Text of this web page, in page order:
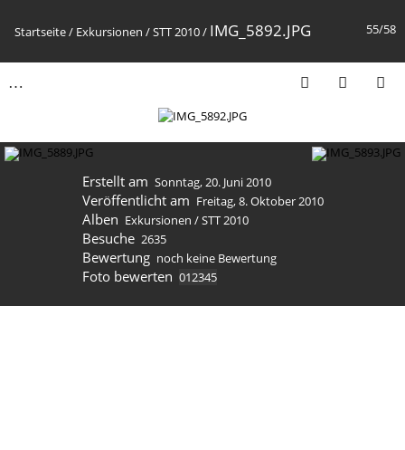
55/58
Startseite/ Exkursionen /STT 2010/ IMG_5892.JPG
Erstellt am Sonntag, 20. Juni 2010
Veröffentlicht am Freitag, 8. Oktober 2010
Alben Exkursionen /STT 2010
Besuche 2635
Bewertung noch keine Bewertung
Foto bewerten